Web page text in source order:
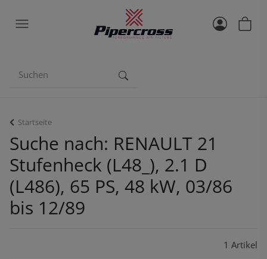
Startseite
Suche nach: RENAULT 21
Stufenheck (L48_), 2.1 D
(L486), 65 PS, 48 kW, 03/86
bis 12/89
1 Artikel